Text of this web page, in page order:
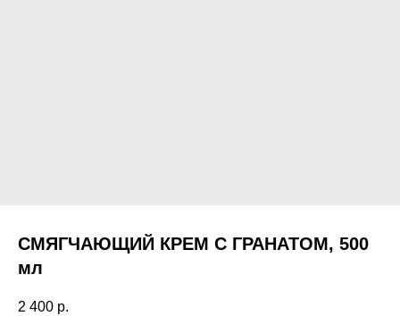
СМЯГЧАЮЩИЙ КРЕМ С ГРАНАТОМ, 500
мл
2 400 р.